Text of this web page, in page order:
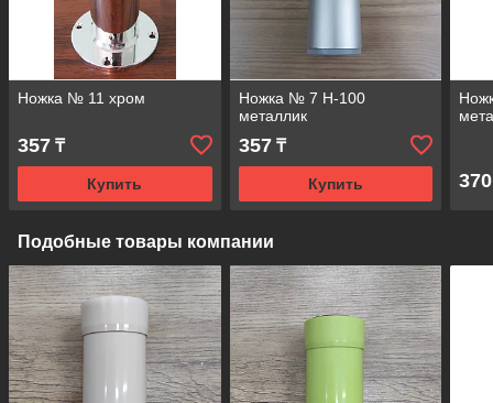
Ножка № 11 хром
357 ₸
Купить
Ножка № 7 Н-100
металлик
357₸
Купить 370
Подобные товары компании